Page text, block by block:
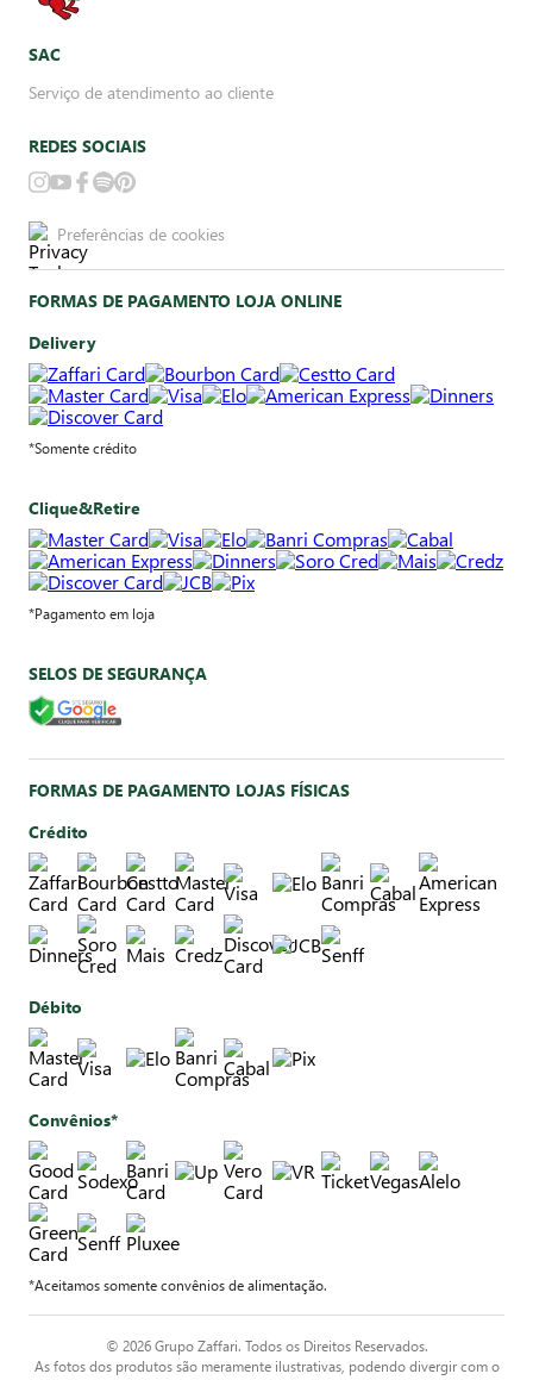
SAC
Serviço de atendimento ao cliente
REDES SOCIAIS
Preferências de cookies
FORMAS DE PAGAMENTO LOJA ONLINE
Delivery
*Somente crédito
Clique&Retire
*Pagamento em loja
SELOS DE SEGURANÇA
FORMAS DE PAGAMENTO LOJAS FÍSICAS
Crédito
Débito
Convênios*
*Aceitamos somente convênios de alimentação.
© 2026 Grupo Zaffari. Todos os Direitos Reservados.
As fotos dos produtos são meramente ilustrativas, podendo divergir com o